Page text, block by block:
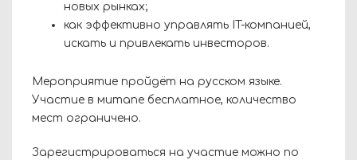
новых рынках;
как эффективно управлять IT-компанией,
искать и привлекать инвесторов.
Мероприятие пройдёт на русском языке.
Участие в митапе бесплатное, количество
мест ограничено.
Зарегистрироваться на участие можно по